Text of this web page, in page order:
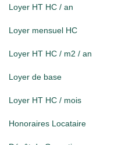
Loyer HT HC / an
Loyer mensuel HC
Loyer HT HC / m2 / an
Loyer de base
Loyer HT HC / mois
Honoraires Locataire